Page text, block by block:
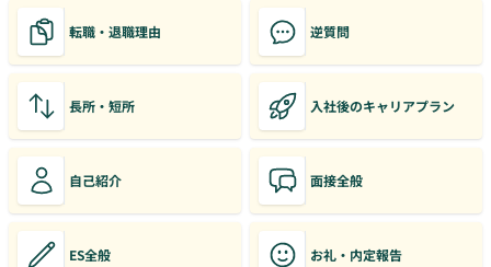
転職・退職理由 逆質問
長所・短所 入社後のキャリアプラン
自己紹介 面接全般
ES全般 お礼・内定報告